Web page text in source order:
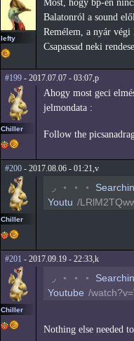
lefty
Most, hogy bp-en
Balatonról a sound
Remélem, a nyár
Csapassad neki
#199 - 2017.07.07 - 03:07,p
Chiller
Ahogy most geci
jelmondata :
Follow the
#200 - 2017.08.06 - 01:21,v
Chiller
◟ ◦ ◦ ◦
Youtu /
#201 - 2017.09.19 - 22:33,k
Chiller
◟ ◦ ◦ ◦
Youtube /
Nothing else needed to